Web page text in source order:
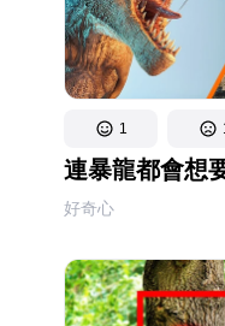
1
連暴龍都會想
好奇心